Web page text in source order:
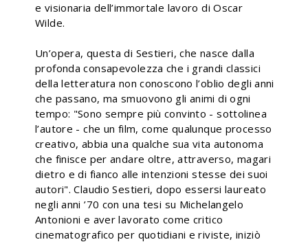
e visionaria dell’immortale lavoro di Oscar
Wilde.
Un’opera, questa di Sestieri, che nasce dalla
profonda consapevolezza che i grandi classici
della letteratura non conoscono l’oblio degli anni
che passano, ma smuovono gli animi di ogni
tempo: "Sono sempre più convinto - sottolinea
l’autore - che un film, come qualunque processo
creativo, abbia una qualche sua vita autonoma
che finisce per andare oltre, attraverso, magari
dietro e di fianco alle intenzioni stesse dei suoi
autori". Claudio Sestieri, dopo essersi laureato
negli anni ’70 con una tesi su Michelangelo
Antonioni e aver lavorato come critico
cinematografico per quotidiani e riviste, iniziò